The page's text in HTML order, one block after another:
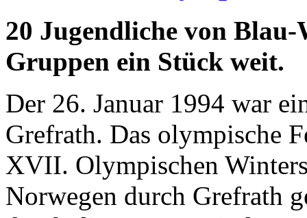
20 Jugendliche von Blau-
Gruppen ein Stück weit.
Der 26. Januar 1994 war
Grefrath. Das olympische
XVII. Olympischen
Norwegen durch Grefrath